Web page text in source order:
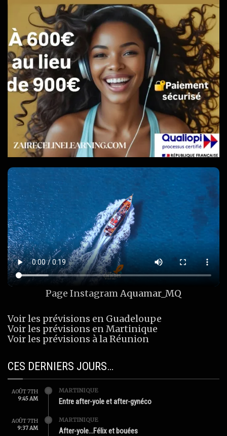
Page InstagramAquamar_MQ
Voir les prévisions en Guadeloupe
Voir les prévisions en Martinique
Voir les prévisions à la Réunion
CES DERNIERS JOURS…
AOÛT 7TH
9:45 AM
MARTINIQUE
Entre after-yole et after-gynéco
AOÛT 7TH
9:37 AM
MARTINIQUE
After-yole…Félix et bouées